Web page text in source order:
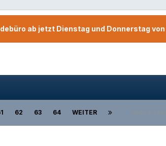
ab jetzt Dienstag und Donnerstag von
62 63 64 WEITER